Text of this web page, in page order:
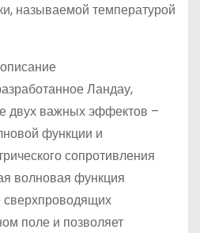
называемой температурой
Ландау,
двух важных эффектов –
функции и
сопротивления
волновая функция
поле и позволяет